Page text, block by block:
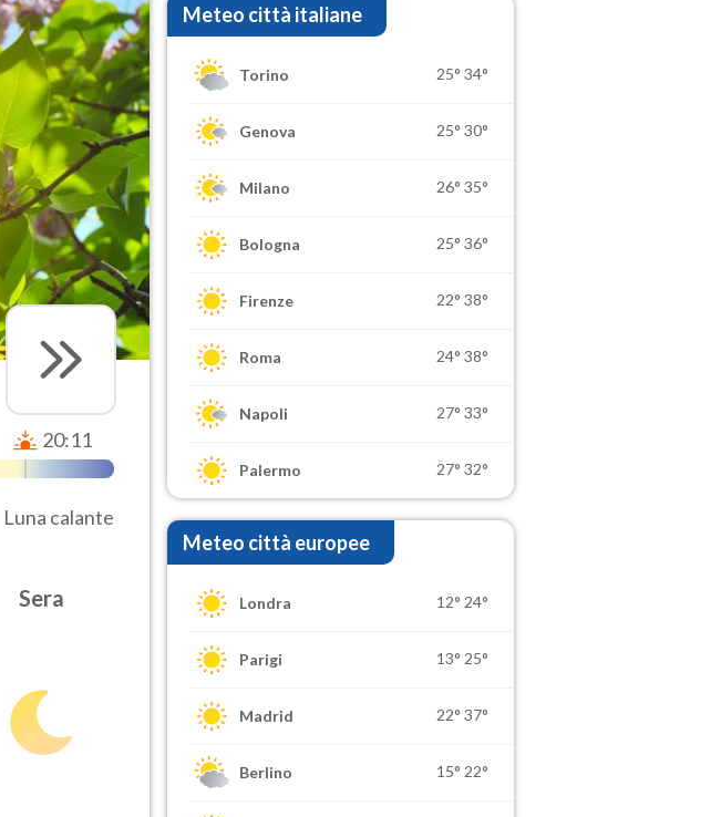
20:11
Luna calante
Sera
Meteo città italiane
Torino 25° 34°
Genova 25° 30°
Milano 26° 35°
Bologna 25° 36°
Firenze 22° 38°
Roma 24° 38°
Napoli 27° 33°
Palermo 27° 32°
Meteo città europee
Londra 12° 24°
Parigi 13° 25°
Madrid 22° 37°
Berlino 15° 22°